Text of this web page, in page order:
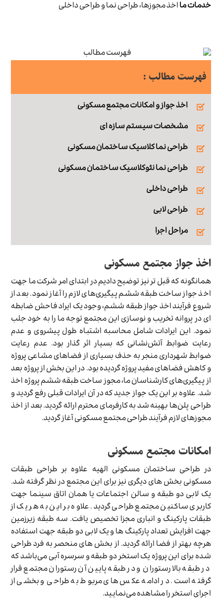
خدمات مااخذ مجوزها، طراحی نما و طراحی داخلی
فهرست مطالب :
اخذ جواز و امکانات مجتمع مسکونی
مشخصات سیستم سازه ای
طراحی نما کلاسیک ساختمان مسکونی
طراحی نما نئوکلاسیک ساختمان مسکونی
طراحی داخلی
طراحی لابی
مراحل اجرا
اخذ جواز مجتمع مسکونی
همانگونه که قبل تر نیز توضیح دادیم در ابتدای امر شرکت ما جهت
اخذ جواز ساخت طبقه ششم پیگیری‌های لازم را آغاز نمود. بعد از
شروع فرآیند اخذ جواز طبقه ششم، وجود یک ایراد فاحش ضابطه
ای در پروانه تخریب و نوسازی این مجتمع توجه ما را به خود جلب
نمود. این ایرادات شامل محاسبه اشتباه طول پیشروی و عدم
رعایت ضوابط آتش‌نشانی که بسیار اثر گذار بود. عدم رعایت
ضوابط شهرداری منجر به حذف بسیاری از فضاهای مشاعی پروژه
و کاهش فضاهای مفید پروژه گردیده بود. در این بخش از پروژه بعد
از پیگیری‌های کارشناسان ما، مجوز ساخت طبقه ششم پروژه اخذ
شد. علاوه بر این یک جواز جدید که در آن ایرادات قبلی رفع گردید و
طراحی پلن‌ها بهینه شد به کارفرمای محترم ارائه گردید. بعد از اخذ
مجوزهای لازم فرآیند طراحی مجتمع مسکونی آغاز گردید.
امکانات مجتمع مسکونی
در طراحی ساختمان مسکونی الهیه علاوه بر طراحی طبقات
مسکونی بخش های دیگری نیز برای این مجتمع در نظر گرفته شد.
یک لابی دو طبقه و سالن اجتماعات یا همان اتاق سینما جهت
کاربری ساکنین مجتمع طراحی گردید. علاوه بر این به هر یک از
طبقات پارکینگ و انباری مجزا تخصیص یافت. سه طبقه زیرزمین
جهت افزایش تعداد پارکینگ ها و یک لابی دو طبقه جهت استفاده
هرچه بهتر از فضا ارائه گردید. از بخش های منحصر به فرد طراحی
شده برای این پروژه یک استخر دو طبقه و سرسره آبی می‌باشد که
در طبقه بالا رستوران و در طبقه پایین آن رستوران مجتمع قرار
گرفته است. در ادامه عکس های مربوط به طراحی و بخشی از
اجرای استخر را مشاهده می‌نمایید.